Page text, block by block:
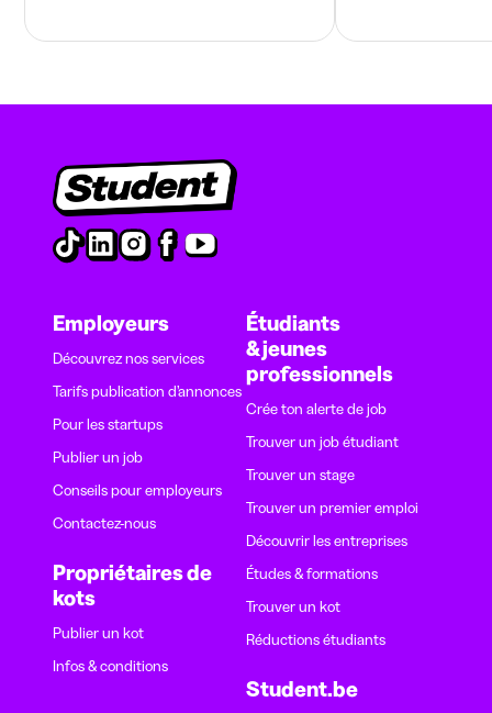
Employeurs
Découvrez nos services
Tarifs publication d’annonces
Pour les startups
Publier un job
Conseils pour employeurs
Contactez-nous
Propriétaires de
kots
Publier un kot
Infos & conditions
Étudiants
& jeunes
professionnels
Crée ton alerte de job
Trouver un job étudiant
Trouver un stage
Trouver un premier emploi
Découvrir les entreprises
Études & formations
Trouver un kot
Réductions étudiants
Student.be